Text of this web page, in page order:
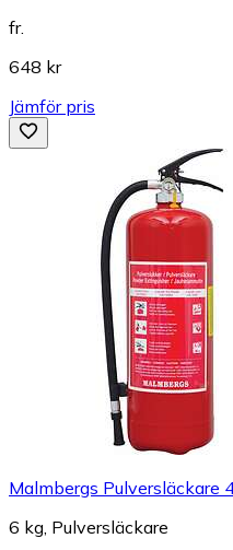
fr.
648 kr
Jämför pris
Malmbergs Pulversläckare
6 kg, Pulversläckare